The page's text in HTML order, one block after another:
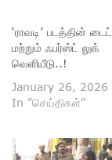
‘ராவடி’ படத்தின்
மற்றும் ஃபர்ஸ்ட் லுக்
வெளியீடு..!
January 26, 2026
In "செய்திகள்"